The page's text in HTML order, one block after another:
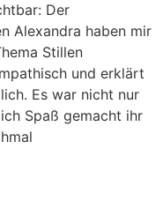
Der
Alexandra haben mir
Stillen
und erklärt
Es war nicht nur
Spaß gemacht ihr